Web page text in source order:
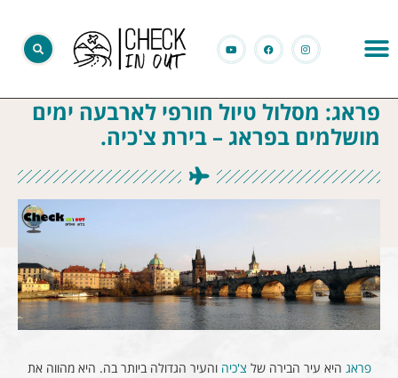
פראג: מסלול טיול חורפי לארבעה ימים
מושלמים בפראג – בירת צ'כיה.
פראג היא עיר הבירה של צ'כיה והעיר הגדולה ביותר בה. היא מהווה את